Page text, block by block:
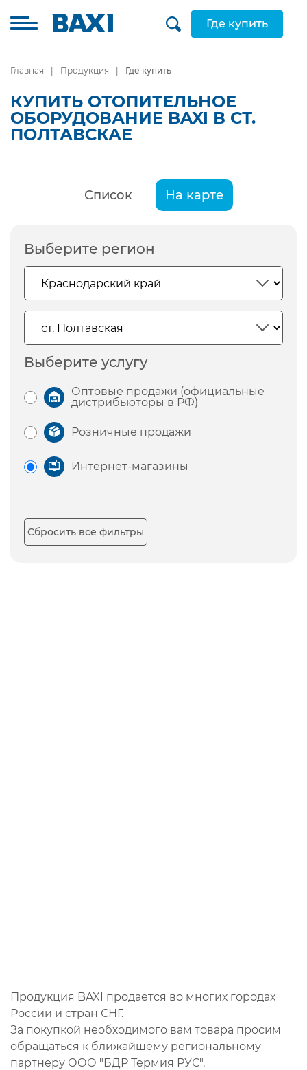
Где купить
Главная Продукция Где купить
КУПИТЬ ОТОПИТЕЛЬНОЕ
ОБОРУДОВАНИЕ BAXI В СТ.
ПОЛТАВСКАЕ
Список На карте
Выберите регион
Выберите услугу
Оптовые продажи (официальные
дистрибьюторы в РФ)
Розничные продажи
Интернет-магазины
Сбросить все фильтры
Продукция BAXI продается во многих городах
России и стран СНГ.
За покупкой необходимого вам товара просим
обращаться к ближайшему региональному
партнеру ООО "БДР Термия РУС".